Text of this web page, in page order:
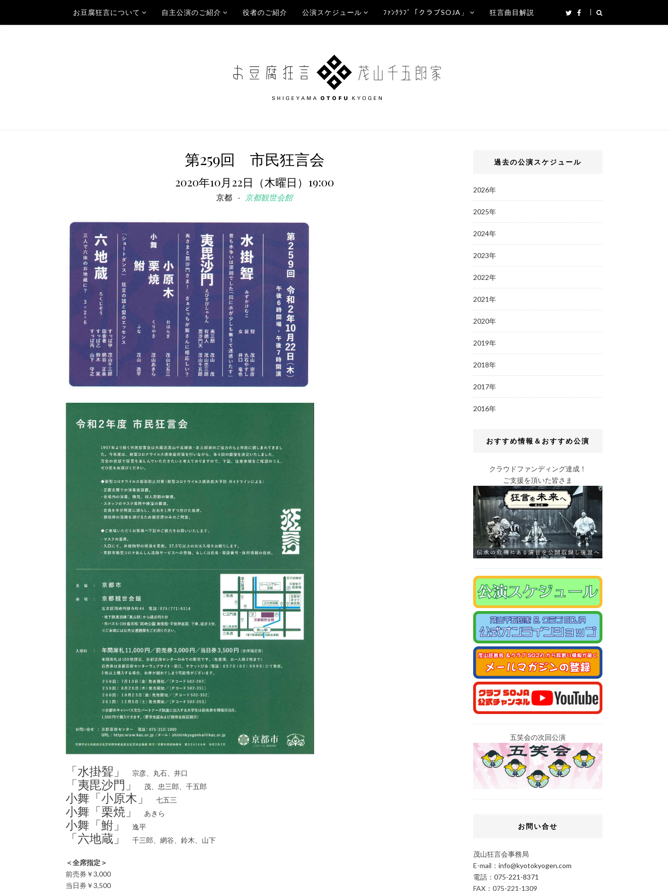
お豆腐狂言について 自主公演のご紹介 役者のご紹介 公演スケジュール ﾌｧﾝｸﾗﾌﾞ「クラブSOJA」 狂言曲目解説
第259回 市民狂言会
2020年10月22日（木曜日）19:00
京都 京都観世会館
「水掛聟」 宗彦、丸石、井口
「夷毘沙門」 茂、忠三郎、千五郎
小舞「小原木」 七五三
小舞「栗焼」 あきら
小舞「鮒」 逸平
「六地蔵」 千三郎、網谷、鈴木、山下
＜全席指定＞
前売券￥3,000
当日券￥3,500
過去の公演スケジュール
2026年
2025年
2024年
2023年
2022年
2021年
2020年
2019年
2018年
2017年
2016年
おすすめ情報＆おすすめ公演
クラウドファンディング達成！
ご支援を頂いた皆さま
五笑会の次回公演
お問い合せ
茂山狂言会事務局
E-mail： info@kyotokyogen.com
電話： 075-221-8371
FAX：075-221-1309